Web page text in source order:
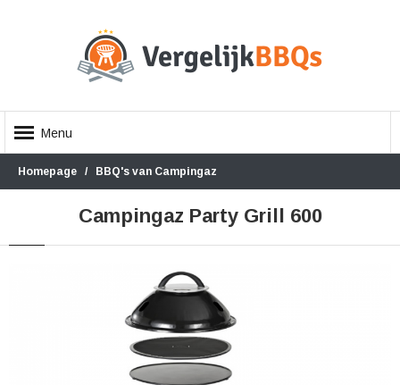
Menu
Homepage BBQ's van Campingaz
Campingaz Party Grill 600